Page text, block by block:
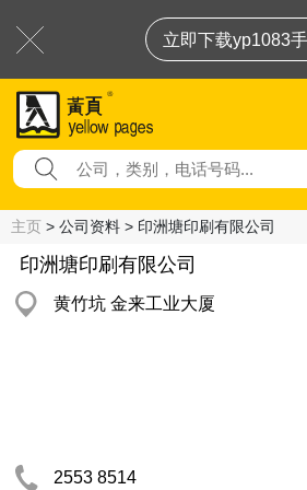
立即下载yp1083
主页 > 公司资料 > 印洲塘印刷有限公司
印洲塘印刷有限公司
黄竹坑 金来工业大厦
2553 8514